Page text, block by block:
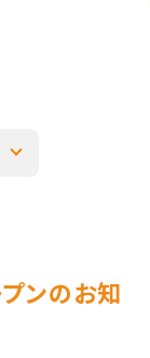
ンのお知